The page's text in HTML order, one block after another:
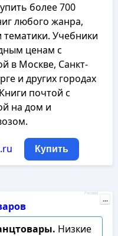
более 700
любого жанра,
тематики. Учебники
ценам с
в Москве, Санкт-
и других городах
почтой с
на дом и
Купить
Низкие
Реклама
...